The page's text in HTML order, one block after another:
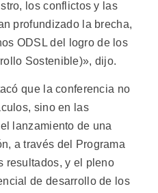
los conflictos y las
profundizado la brecha,
ODSL del logro de los
Sostenible)», dijo.
que la conferencia no
sino en las
lanzamiento de una
a través del Programa
resultados, y el pleno
de desarrollo de los